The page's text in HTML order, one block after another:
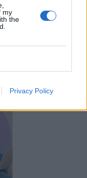
my
the
Privacy Policy
ηλικία. Ήδη
Κέντρου Ημέρας
προσφέρει
στους